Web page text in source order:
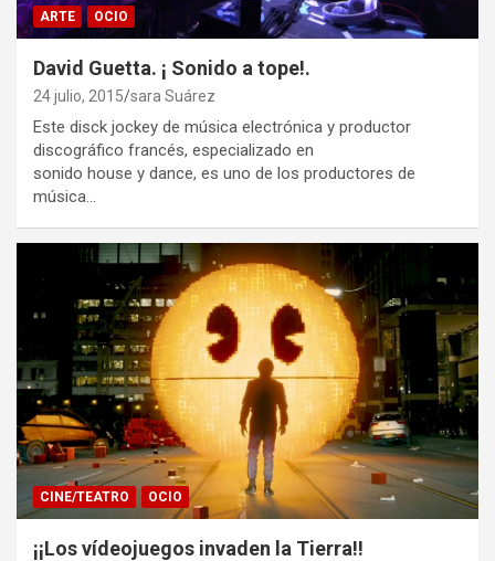
ARTE OCIO
David Guetta. ¡ Sonido a tope!.
24 julio, 2015 sara Suárez
Este disck jockey de música electrónica y productor
discográfico francés, especializado en
sonido house y dance, es uno de los productores de
música…
CINE/TEATRO OCIO
¡¡Los vídeojuegos invaden la Tierra!!